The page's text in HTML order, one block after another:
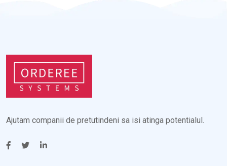
Ajutam companii de pretutindeni sa isi atinga potentialul.